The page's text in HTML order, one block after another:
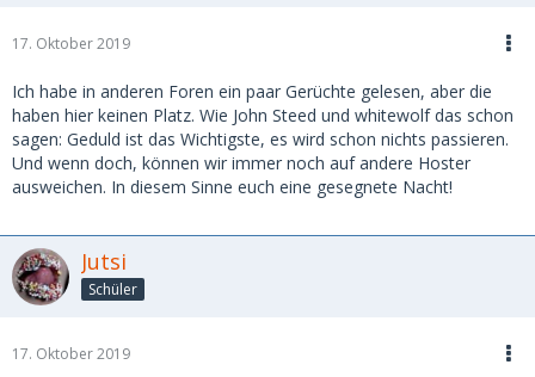
17. Oktober 2019
Ich habe in anderen Foren ein paar Gerüchte gelesen, aber die
haben hier keinen Platz. Wie John Steed und whitewolf das schon
sagen: Geduld ist das Wichtigste, es wird schon nichts passieren.
Und wenn doch, können wir immer noch auf andere Hoster
ausweichen. In diesem Sinne euch eine gesegnete Nacht!
Jutsi
Schüler
17. Oktober 2019